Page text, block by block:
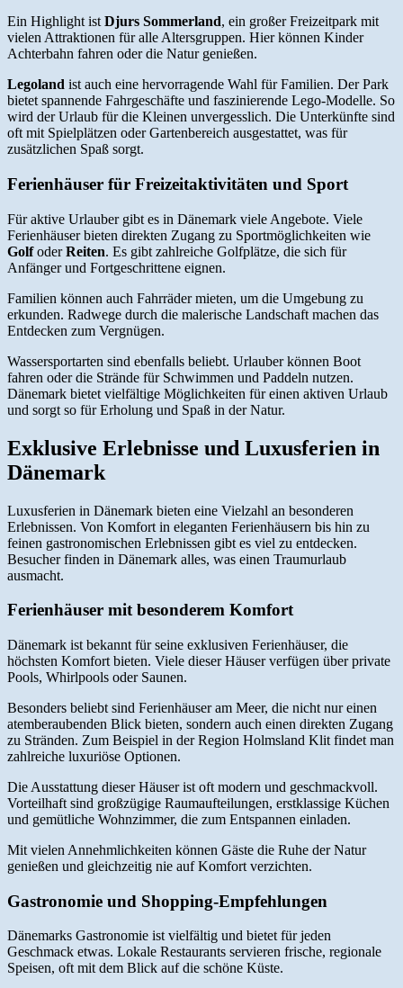
Ein Highlight ist Djurs Sommerland, ein großer Freizeitpark mit
vielen Attraktionen für alle Altersgruppen. Hier können Kinder
Achterbahn fahren oder die Natur genießen.
Legoland ist auch eine hervorragende Wahl für Familien. Der Park
bietet spannende Fahrgeschäfte und faszinierende Lego-Modelle. So
wird der Urlaub für die Kleinen unvergesslich. Die Unterkünfte sind
oft mit Spielplätzen oder Gartenbereich ausgestattet, was für
zusätzlichen Spaß sorgt.
Ferienhäuser für Freizeitaktivitäten und Sport
Für aktive Urlauber gibt es in Dänemark viele Angebote. Viele
Ferienhäuser bieten direkten Zugang zu Sportmöglichkeiten wie
GolfoderReiten. Es gibt zahlreiche Golfplätze, die sich für
Anfänger und Fortgeschrittene eignen.
Familien können auch Fahrräder mieten, um die Umgebung zu
erkunden. Radwege durch die malerische Landschaft machen das
Entdecken zum Vergnügen.
Wassersportarten sind ebenfalls beliebt. Urlauber können Boot
fahren oder die Strände für Schwimmen und Paddeln nutzen.
Dänemark bietet vielfältige Möglichkeiten für einen aktiven Urlaub
und sorgt so für Erholung und Spaß in der Natur.
Exklusive Erlebnisse und Luxusferien in
Dänemark
Luxusferien in Dänemark bieten eine Vielzahl an besonderen
Erlebnissen. Von Komfort in eleganten Ferienhäusern bis hin zu
feinen gastronomischen Erlebnissen gibt es viel zu entdecken.
Besucher finden in Dänemark alles, was einen Traumurlaub
ausmacht.
Ferienhäuser mit besonderem Komfort
Dänemark ist bekannt für seine exklusiven Ferienhäuser, die
höchsten Komfort bieten. Viele dieser Häuser verfügen über private
Pools, Whirlpools oder Saunen.
Besonders beliebt sind Ferienhäuser am Meer, die nicht nur einen
atemberaubenden Blick bieten, sondern auch einen direkten Zugang
zu Stränden. Zum Beispiel in der Region Holmsland Klit findet man
zahlreiche luxuriöse Optionen.
Die Ausstattung dieser Häuser ist oft modern und geschmackvoll.
Vorteilhaft sind großzügige Raumaufteilungen, erstklassige Küchen
und gemütliche Wohnzimmer, die zum Entspannen einladen.
Mit vielen Annehmlichkeiten können Gäste die Ruhe der Natur
genießen und gleichzeitig nie auf Komfort verzichten.
Gastronomie und Shopping-Empfehlungen
Dänemarks Gastronomie ist vielfältig und bietet für jeden
Geschmack etwas. Lokale Restaurants servieren frische, regionale
Speisen, oft mit dem Blick auf die schöne Küste.